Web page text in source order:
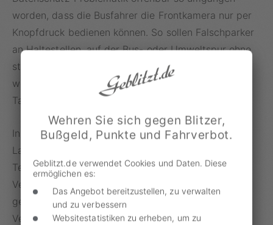
worden, dass die Busfahrer die Frontkamera nur per
Knopfdruck bedienen können. So sollen Falschparker
an Haltestellen, auf der Bus- oder Umweltspur ohne
ständige oder automatische Aufzeichnung erfasst
werden. Der GPS-Dienst liefert zudem Daten zu
Tatort und -Uhrzeit.
Insgesamt zehn Busse in der hessischen
Landeshauptstadt sollen bereits mit der neuen
Technik ausgestattet sein. Die zuständige
Verkehrsgesellschaft ESWE übermittelt die damit
gewonnenen Beweisfotos an die örtliche
Verkehrsbehörde, die dann über ein mögliches
Wehren Sie sich gegen Blitzer,
Bußgeld, Punkte und Fahrverbot.
Geblitzt.de verwendet Cookies und Daten. Diese
ermöglichen es:
Das Angebot bereitzustellen, zu verwalten
und zu verbessern
Websitestatistiken zu erheben, um zu